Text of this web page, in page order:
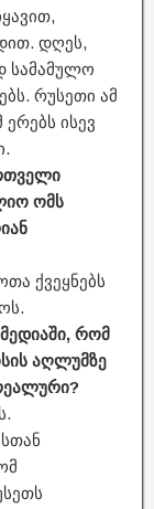
დღეს,
სამამულო
რუსეთი ამ
ერებს ისევ
ომს
ქვეყნებს
რომ
აღლუმზე